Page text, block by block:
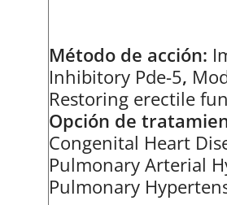
Método de acción:
Inhibitory Pde-5,
Restoring erectile
Opción de
Congenital Heart
Pulmonary Arterial
Pulmonary